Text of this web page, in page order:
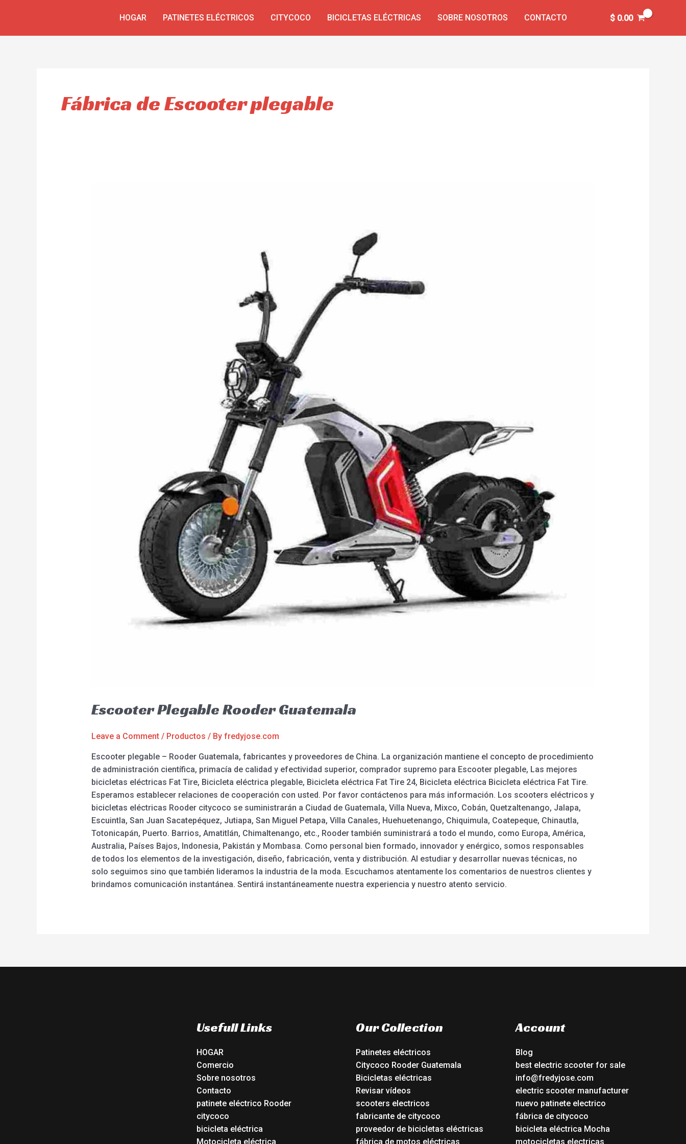
HOGAR PATINETES ELÉCTRICOS CITYCOCO BICICLETAS ELÉCTRICAS SOBRE NOSOTROS CONTACTO $0.00
Fábrica de Escooter plegable
Escooter Plegable Rooder Guatemala
Leave a Comment / Productos / By fredyjose.com
Escooter plegable – Rooder Guatemala, fabricantes y proveedores de China. La organización mantiene el concepto de procedimiento
de administración científica, primacía de calidad y efectividad superior, comprador supremo para Escooter plegable, Las mejores
bicicletas eléctricas Fat Tire, Bicicleta eléctrica plegable, Bicicleta eléctrica Fat Tire 24, Bicicleta eléctrica Bicicleta eléctrica Fat Tire.
Esperamos establecer relaciones de cooperación con usted. Por favor contáctenos para más información. Los scooters eléctricos y
bicicletas eléctricas Rooder citycoco se suministrarán a Ciudad de Guatemala, Villa Nueva, Mixco, Cobán, Quetzaltenango, Jalapa,
Escuintla, San Juan Sacatepéquez, Jutiapa, San Miguel Petapa, Villa Canales, Huehuetenango, Chiquimula, Coatepeque, Chinautla,
Totonicapán, Puerto. Barrios, Amatitlán, Chimaltenango, etc., Rooder también suministrará a todo el mundo, como Europa, América,
Australia, Países Bajos, Indonesia, Pakistán y Mombasa. Como personal bien formado, innovador y enérgico, somos responsables
de todos los elementos de la investigación, diseño, fabricación, venta y distribución. Al estudiar y desarrollar nuevas técnicas, no
solo seguimos sino que también lideramos la industria de la moda. Escuchamos atentamente los comentarios de nuestros clientes y
brindamos comunicación instantánea. Sentirá instantáneamente nuestra experiencia y nuestro atento servicio.
Usefull Links
HOGAR
Comercio
Sobre nosotros
Contacto
patinete eléctrico Rooder
citycoco
bicicleta eléctrica
Motocicleta eléctrica
Our Collection
Patinetes eléctricos
Citycoco Rooder Guatemala
Bicicletas eléctricas
Revisar vídeos
scooters electricos
fabricante de citycoco
proveedor de bicicletas eléctricas
fábrica de motos eléctricas
Account
Blog
best electric scooter for sale
info@fredyjose.com
electric scooter manufacturer
nuevo patinete electrico
fábrica de citycoco
bicicleta eléctrica Mocha
motocicletas electricas